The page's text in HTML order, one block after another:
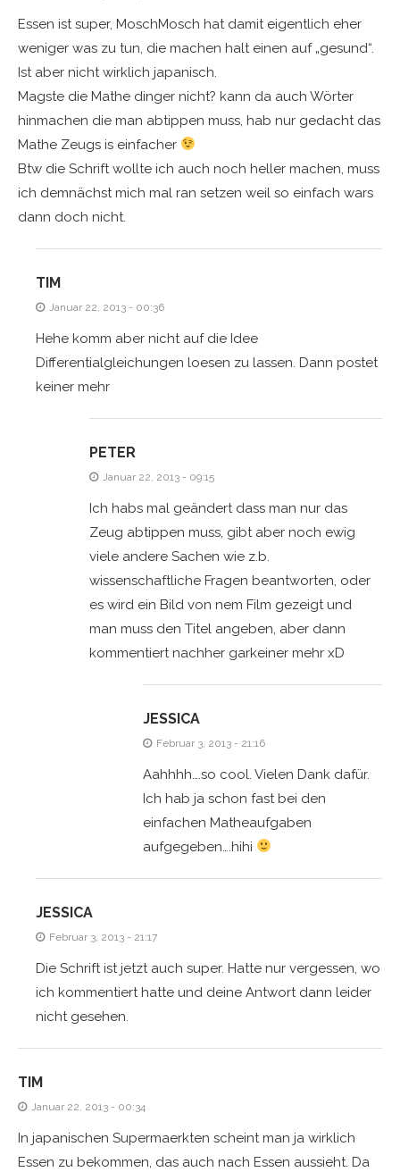
Essen ist super, MoschMosch hat damit eigentlich eher
weniger was zu tun, die machen halt einen auf „gesund“.
Ist aber nicht wirklich japanisch.
Magste die Mathe dinger nicht? kann da auch Wörter
hinmachen die man abtippen muss, hab nur gedacht das
Mathe Zeugs is einfacher
Btw die Schrift wollte ich auch noch heller machen, muss
ich demnächst mich mal ran setzen weil so einfach wars
dann doch nicht.
TIM
Januar 22, 2013 - 00:36
Hehe komm aber nicht auf die Idee
Differentialgleichungen loesen zu lassen. Dann postet
keiner mehr
PETER
Januar 22, 2013 - 09:15
Ich habs mal geändert dass man nur das
Zeug abtippen muss, gibt aber noch ewig
viele andere Sachen wie z.b.
wissenschaftliche Fragen beantworten, oder
es wird ein Bild von nem Film gezeigt und
man muss den Titel angeben, aber dann
kommentiert nachher garkeiner mehr xD
JESSICA
Februar 3, 2013 - 21:16
Aahhhh….so cool. Vielen Dank dafür.
Ich hab ja schon fast bei den
einfachen Matheaufgaben
aufgegeben….hihi
JESSICA
Februar 3, 2013 - 21:17
Die Schrift ist jetzt auch super. Hatte nur vergessen, wo
ich kommentiert hatte und deine Antwort dann leider
nicht gesehen.
TIM
Januar 22, 2013 - 00:34
In japanischen Supermaerkten scheint man ja wirklich
Essen zu bekommen, das auch nach Essen aussieht. Da